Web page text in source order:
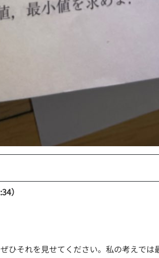
）
ひそれを見せてください。私の考えで